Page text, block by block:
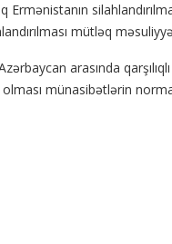
mütləq
arasında
münasibətlərin